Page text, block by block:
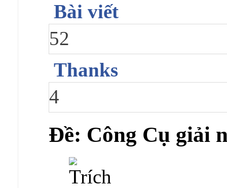
Bài viết
52
Thanks
4
Ðề: Công Cụ giải